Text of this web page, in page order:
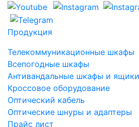
Продукция
Телекоммуникационные шкафы
Всепогодные шкафы
Антивандальные шкафы и ящики
Кроссовое оборудование
Оптический кабель
Оптические шнуры и адаптеры
Прайс лист